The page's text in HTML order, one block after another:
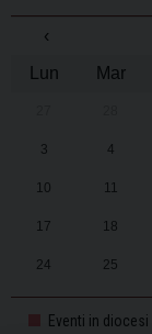
‹
Lun
Mar
3 4
10 11
17 18
24 25
31 1
Eventi in diocesi